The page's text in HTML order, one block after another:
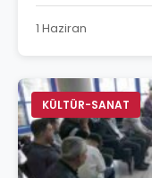
1 Haziran
KÜLTÜR-SANAT